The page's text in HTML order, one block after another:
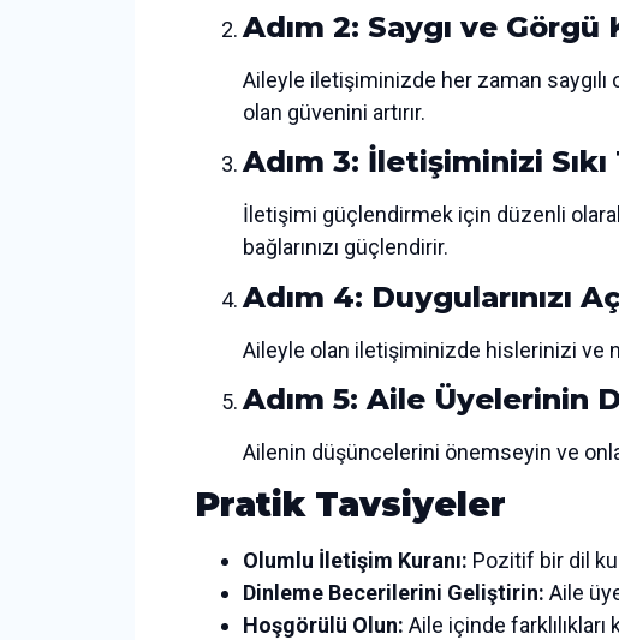
Adım 2: Saygı ve Görgü
Aileyle iletişiminizde her zaman saygılı
olan güvenini artırır.
Adım 3: İletişiminizi
İletişimi güçlendirmek için düzenli
bağlarınızı güçlendirir.
Adım 4: Duygularınızı
Aileyle olan iletişiminizde hislerinizi ve
Adım 5: Aile Üyelerinin
Ailenin düşüncelerini önemseyin ve
Pratik Tavsiyeler
Olumlu İletişim Kuranı: Pozitif bir dil
Dinleme Becerilerini Geliştirin: Aile
Hoşgörülü Olun: Aile içinde